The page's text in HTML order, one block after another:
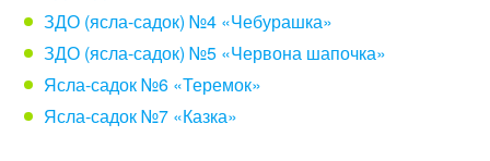
ЗДО (ясла-садок) №4 «Чебурашка»
ЗДО (ясла-садок) №5 «Червона шапочка»
Ясла-садок №6 «Теремок»
Ясла-садок №7 «Казка»